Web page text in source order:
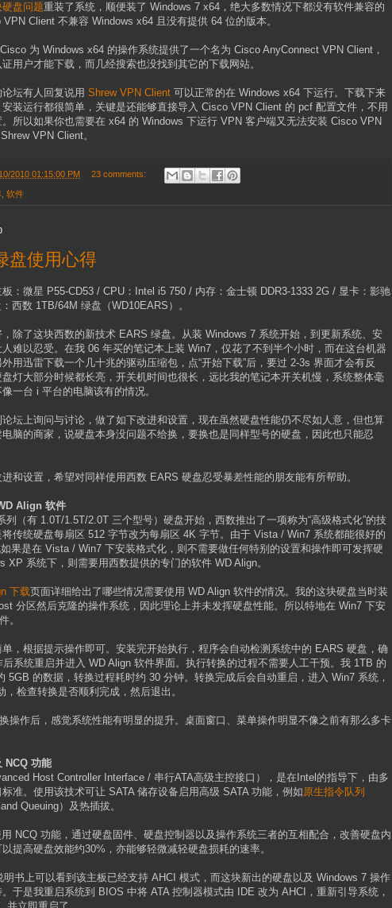
硬盘问题重装了系统，顺便装了 Windows 7 x64，绝大多数情况下都没有软件兼容的
Client 不兼容 Windows x64 且没有提供 64 位的版本。
为 Windows x64 的操作系统提供了一个名为 Cisco AnyConnect VPN Client，
用户才能下载，而几经搜索也没找到其它的下载网站。
坛有人回复说用 Shrew VPN Client 可以正常的在 Windows x64 下运行。下载下来
装运行都很简单，关键是还能够直接导入 Cisco VPN Client 的 pcf 配置文件，不用
所以如果你也需要在 x64 的 Windows 下运行 VPN 客户端又无法安装 Cisco VPN
VPN Client。
2010 01:15:00 PM 23 comments:
软件
盘使用心得
：微星 P55-CD53 / CPU：Intel i5 750 / 内存：金士顿 DDR3-1333 2G / 显卡：影驰
西数 1TB/64M 绿盘（WD10EARS）。
除了这块西数的新技术 EARS 绿盘。从装 Windows 7 系统开始，到更新系统、安
难以忍受。在我 06 年买的笔记本上装 Win7，仅花了不到半个小时，而在这台机器
用迅雷下载一个几十兆的驱动压缩包，点“开始下载”后，要过 2-3s 界面才会有反
灯大部分时候都长亮，开关机时间也很长，远比我的笔记本开关机慢，系统整体毫
一台 i 平台的电脑该有的情况。
坛上询问与讨论，做了如下改进和设置，现在虽然硬盘性能仍不尽如人意，但也算
脑的商家，说硬盘本身没问题不给换，要换也是同样型号的硬盘，因此也只能忍
和设置，希望对同样使用西数 EARS 硬盘忍受暴差性能的朋友能有所帮助。
Align 软件
列（有 1.0T/1.5T/2.0T 三个型号）硬盘开始，西数推出了一项称为“高级格式化”的技
传统硬盘每扇区 512 字节改为每扇区 4K 字节。由于 Vista / Win7 系统都能很好的
果是在 Vista / Win7 下安装格式化，则不需要做任何特别的设置和操作即可发挥硬
XP 系统下，则需要用西数提供的专门的软件 WD Align。
下载页面详细给出了哪些情况需要使用 WD Align 软件的情况。我的这块硬盘当时装
分区然后克隆的操作系统，因此理论上并未发挥硬盘性能。所以特地在 Win7 下安
。
，根据提示操作即可。安装完开始执行，程序会自动检测系统中的 EARS 硬盘，确
系统重启并进入 WD Align 软件界面。执行转换的过程不需要人工干预。我 1TB 的
5GB 的数据，转换过程耗时约 30 分钟。转换完成后会自动重启，进入 Win7 系统，
，检查转换是否顺利完成，然后退出。
操作后，感觉系统性能有明显的提升。桌面窗口、菜单操作明显不像之前有那么多卡
NCQ 功能
Host Controller Interface / 串行ATA高级主控接口），是在Intel的指导下，由多
准。使用该技术可让 SATA 储存设备启用高级 SATA 功能，例如原生指令队列
Queuing）及热插拔。
用 NCQ 功能，通过硬盘固件、硬盘控制器以及操作系统三者的互相配合，改善硬盘内
提高硬盘效能约30%，亦能够轻微减轻硬盘损耗的速率。
明书上可以看到该主板已经支持 AHCI 模式，而这块新出的硬盘以及 Windows 7 操作
于是我重启系统到 BIOS 中将 ATA 控制器模式由 IDE 改为 AHCI，重新引导系统，